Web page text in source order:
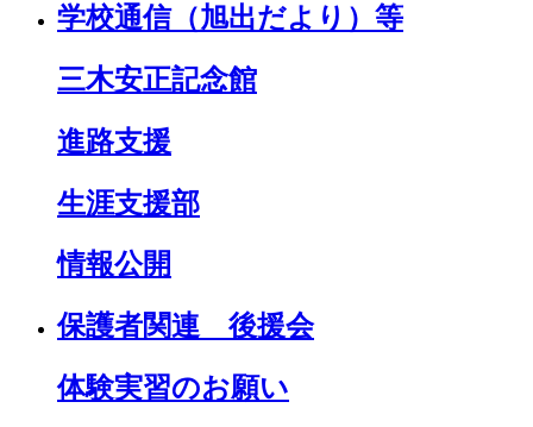
学校通信（旭出だより）等
三木安正記念館
進路支援
生涯支援部
情報公開
保護者関連 後援会
体験実習のお願い